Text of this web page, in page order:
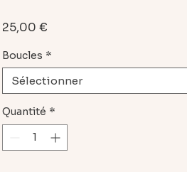
25,00 €
Boucles *
Sélectionner
Quantité *